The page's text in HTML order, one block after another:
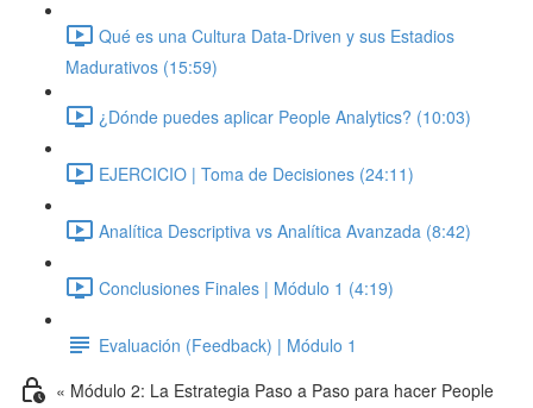
Qué es una Cultura Data-Driven y sus Estadios
Madurativos (15:59)
¿Dónde puedes aplicar People Analytics? (10:03)
EJERCICIO | Toma de Decisiones (24:11)
Analítica Descriptiva vs Analítica Avanzada (8:42)
Conclusiones Finales | Módulo 1 (4:19)
Evaluación (Feedback) | Módulo 1
« Módulo 2: La Estrategia Paso a Paso para hacer People